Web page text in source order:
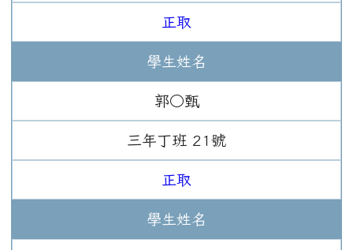
正取
學生姓名
郭○甄
三年丁班 21 號
正取
學生姓名